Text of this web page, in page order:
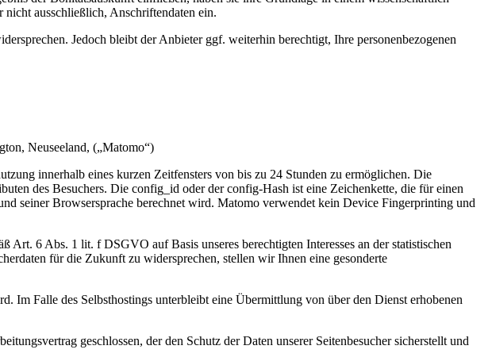
nicht ausschließlich, Anschriftendaten ein.
Jedoch bleibt der Anbieter ggf. weiterhin berechtigt, Ihre personenbezogenen
Neuseeland, („Matomo“)
innerhalb eines kurzen Zeitfensters von bis zu 24 Stunden zu ermöglichen. Die
des Besuchers. Die config_id oder der config-Hash ist eine Zeichenkette, die für einen
seiner Browsersprache berechnet wird. Matomo verwendet kein Device Fingerprinting und
Art. 6 Abs. 1 lit. f DSGVO auf Basis unseres berechtigten Interesses an der statistischen
für die Zukunft zu widersprechen, stellen wir Ihnen eine gesonderte
Im Falle des Selbsthostings unterbleibt eine Übermittlung von über den Dienst erhobenen
geschlossen, der den Schutz der Daten unserer Seitenbesucher sicherstellt und